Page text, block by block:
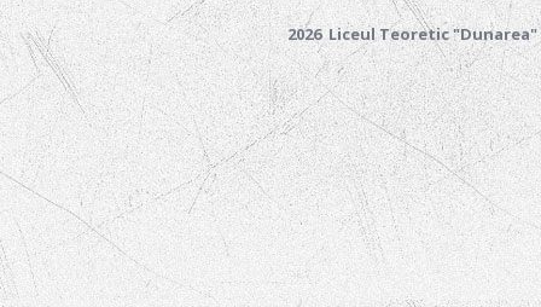
2026 Liceul Teoretic